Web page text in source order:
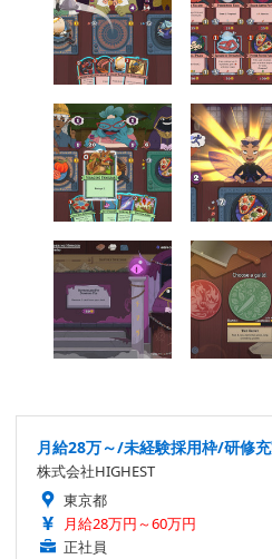
月給28万～/未経験採用枠/研修
株式会社HIGHEST
東京都
月給28万円～60万円
正社員